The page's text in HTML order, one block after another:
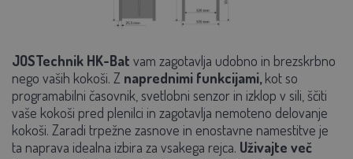
JOSTechnik HK-Bat vam zagotavlja udobno in brezskrbno
nego vaših kokoši. Z naprednimi funkcijami, kot so
programabilni časovnik, svetlobni senzor in izklop v sili, ščiti
vaše kokoši pred plenilci in zagotavlja nemoteno delovanje
kokoši. Zaradi trpežne zasnove in enostavne namestitve je
ta naprava idealna izbira za vsakega rejca. Uživajte več